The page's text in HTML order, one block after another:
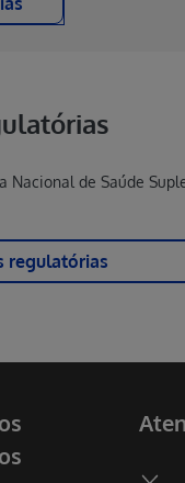
de Saúde
regulatórias